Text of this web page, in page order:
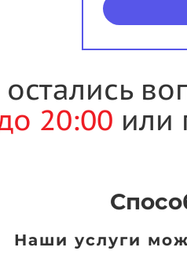
остались
20:00 или
Наши услуги